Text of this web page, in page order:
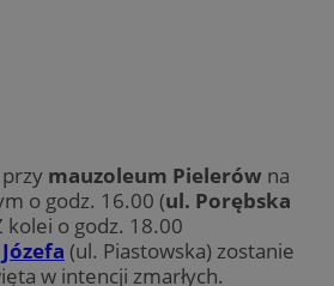
mauzoleum Pielerów na
o godz. 16.00 (ul. Porębska
kolei o godz. 18.00
(ul. Piastowska) zostanie
w intencji zmarłych.